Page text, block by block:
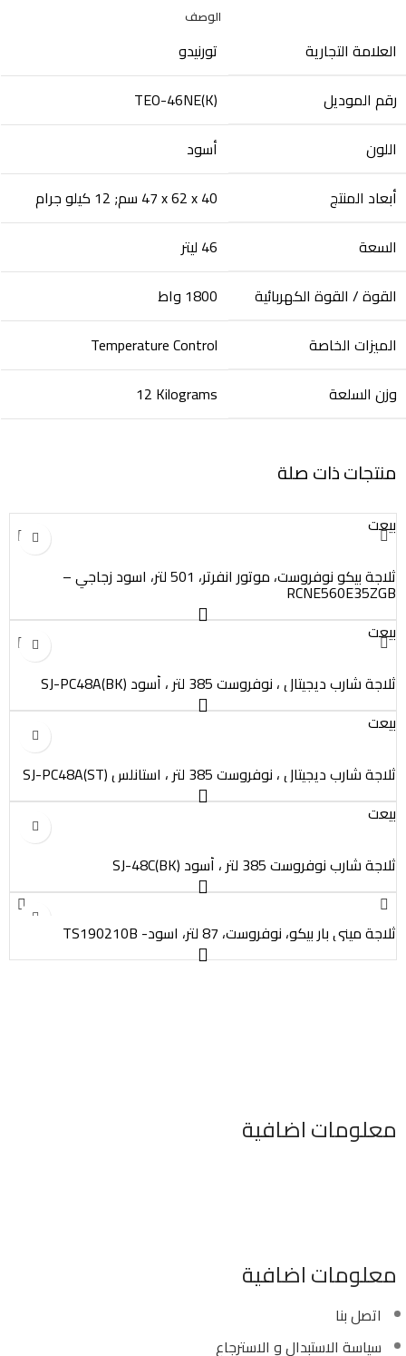
الوصف
العلامة التجارية
رقم الموديل
‎TEO-46NE(K)
اللون
أبعاد المنتج
‎47 x 62 x 40 سم; 12 كيلو جرام
السعة
‎46 ليتر
القوة / القوة الكهربائية
‎1800 واط
الميزات الخاصة
‎Temperature Control
وزن السلعة
‎12 Kilograms
منتجات ذات صلة
بيعت
ثلاجة بيكو نوفروست، موتور انفرتر، 501 لتر، اسود زجاجي –
RCNE560E35ZGB
بيعت
ثلاجة شارب ديجيتال ، نوفروست 385 لتر ، أسود SJ-PC48A(BK)
بيعت
ثلاجة شارب ديجيتال ، نوفروست 385 لتر ، استانلس SJ-PC48A(ST)
بيعت
ثلاجة شارب نوفروست 385 لتر ، أسود SJ-48C(BK)
ثلاجة ميني بار بيكو، نوفروست، 87 لتر، اسود- TS190210B
معلومات اضافية
معلومات اضافية
اتصل بنا
سياسة الاستبدال و الاسترجاع